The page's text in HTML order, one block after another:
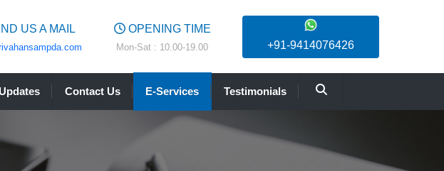
US A MAIL OPENING TIME
Mon-Sat : 10.00-19.00 +91-9414076426
Contact Us E-Services Testimonials